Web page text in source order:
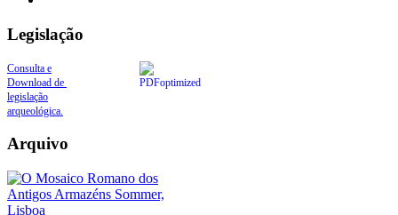
Legislação
Consulta e
Download de
legislação
arqueológica.
Arquivo